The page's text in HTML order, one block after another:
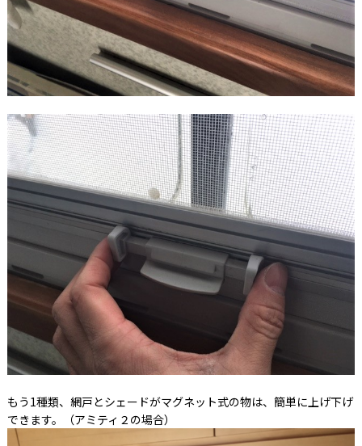
もう1種類、網戸とシェードがマグネット式の物は、簡単に上げ下げ
できます。（アミティ２の場合）